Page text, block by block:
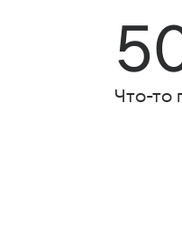
Что-то